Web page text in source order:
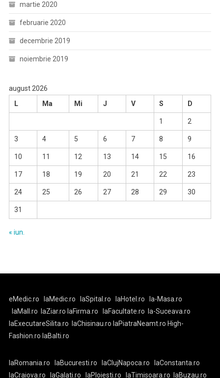
martie 2020
februarie 2020
decembrie 2019
noiembrie 2019
august 2026
L
Ma Mi J V S D
1 2
3 4 5 6 7 8 9
10 11 12 13 14 15 16
17 18 19 20 21 22 23
24 25 26 27 28 29 30
31
« iun.
eMedic.ro laMedic.ro laSpital.ro laHotel.ro
la-Masa.ro
laMall.ro
laZiar.ro laFirma.ro laFacultate.ro
la-Suceava.ro
laExecutareSilita.ro
laChisinau.ro laPiatraNeamt.ro High-
Fashion.ro laBalti.ro
laRomania.ro laBucuresti.ro laClujNapoca.ro
laConstanta.ro
laCraiova.ro
laGalati.ro laPloiesti.ro laTimisoara.ro laBuzau.ro